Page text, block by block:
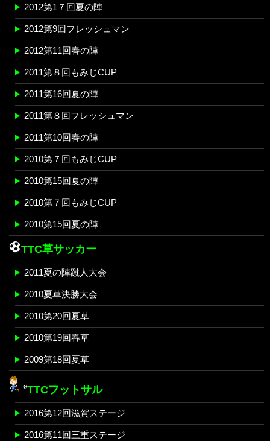
2012第1７回夏の陣
2012第9回フレッシュマン
2012第11回春の陣
2011第８回もみじCUP
2011第16回夏の陣
2011第８回フレッシュマン
2011第10回春の陣
2010第７回もみじCUP
2010第15回夏の陣
2010第７回もみじCUP
2010第15回夏の陣
TTC草サッカー
2011夏の陣蹴人大会
2010夏草決勝大会
2010第20回夏草
2010第19回春草
2009第18回夏草
TTCフットサル
2016第12回滋賀ステージ
2016第11回三重ステージ